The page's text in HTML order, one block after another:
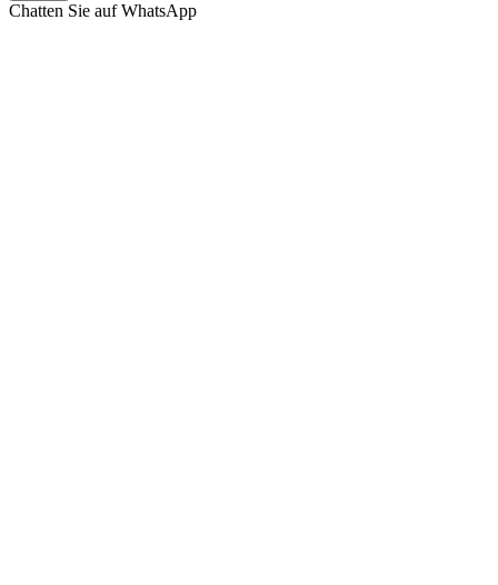
Chatten Sie auf WhatsApp